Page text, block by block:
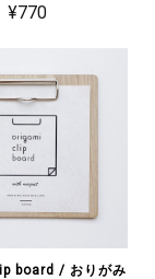
¥770
board / おりがみ